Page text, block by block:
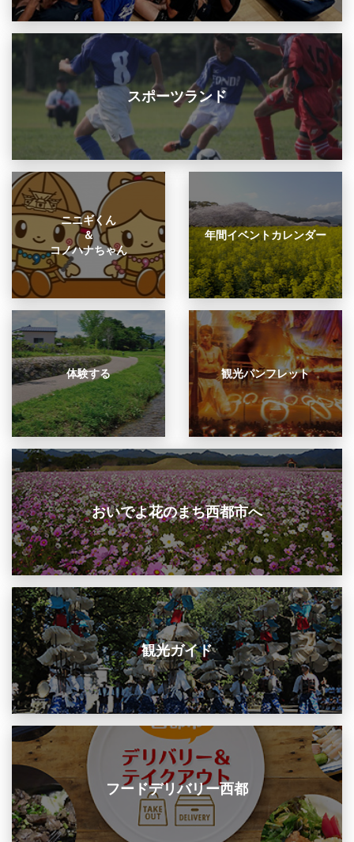
スポーツランド
ニニギくん
＆
コノハナちゃん
年間イベントカレンダー
体験する 観光パンフレット
おいでよ花のまち西都市へ
観光ガイド
フードデリバリー西都